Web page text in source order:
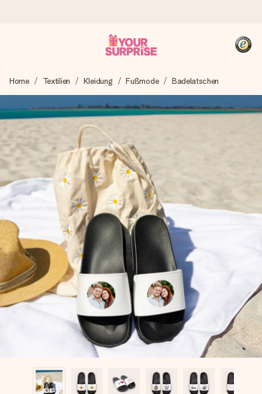
Wir bereiten dein Geschenk sorgfältig vor und schicken es
blitzschnell – damit du es genau zum richtigen Zeitpunkt
überreichen kannst, wenn es am meisten zählt.
4,8 (basierend auf +15.000 Bewertungen)
Unsere Geschenke begeistern. Kunden bewerten uns mit
4,8 bei Google Reviews (Gesamtergebnis aller Länder, in
die wir versenden).
+49 39292 929695
Montag - Freitag : 8:30 - 17:00 Uhr
Samstag - Sonntag : 8:30 - 13:00 Uhr
Home Textilien Kleidung Fußmode Badelatschen